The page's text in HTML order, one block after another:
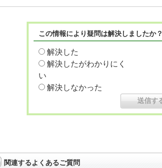
この情報により疑問は解決しましたか？
解決した
解決したがわかりにく
い
解決しなかった
関連するよくあるご質問